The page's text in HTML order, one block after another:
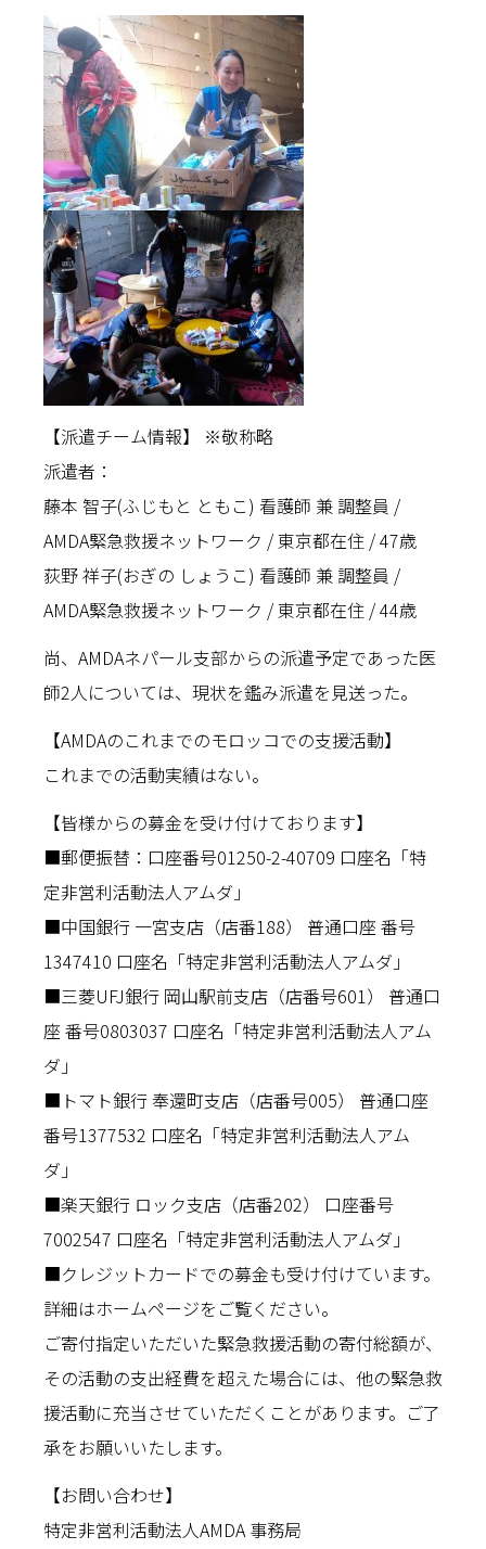
【派遣チーム情報】 ※敬称略
派遣者：
藤本 智子(ふじもと ともこ) 看護師 兼 調整員 /
AMDA緊急救援ネットワーク / 東京都在住 / 47歳
荻野 祥子(おぎの しょうこ) 看護師 兼 調整員 /
AMDA緊急救援ネットワーク / 東京都在住 / 44歳
尚、AMDAネパール支部からの派遣予定であった医
師2人については、現状を鑑み派遣を見送った。
【AMDAのこれまでのモロッコでの支援活動】
これまでの活動実績はない。
【皆様からの募金を受け付けております】
■郵便振替：口座番号01250-2-40709 口座名「特
定非営利活動法人アムダ」
■中国銀行 一宮支店（店番188） 普通口座 番号
1347410 口座名「特定非営利活動法人アムダ」
■三菱UFJ銀行 岡山駅前支店（店番号601） 普通口
座 番号0803037 口座名「特定非営利活動法人アム
ダ」
■トマト銀行 奉還町支店（店番号005） 普通口座
番号1377532 口座名「特定非営利活動法人アム
ダ」
■楽天銀行 ロック支店（店番202） 口座番号
7002547 口座名「特定非営利活動法人アムダ」
■クレジットカードでの募金も受け付けています。
詳細はホームページをご覧ください。
ご寄付指定いただいた緊急救援活動の寄付総額が、
その活動の支出経費を超えた場合には、他の緊急救
援活動に充当させていただくことがあります。ご了
承をお願いいたします。
【お問い合わせ】
特定非営利活動法人AMDA 事務局